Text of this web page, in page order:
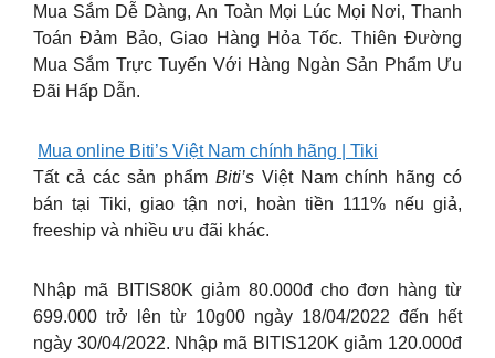
Mua Sắm Dễ Dàng, An Toàn Mọi Lúc Mọi Nơi, Thanh
Toán Đảm Bảo, Giao Hàng Hỏa Tốc. Thiên Đường
Mua Sắm Trực Tuyến Với Hàng Ngàn Sản Phẩm Ưu
Đãi Hấp Dẫn.
Mua online Biti’s Việt Nam chính hãng | Tiki
Tất cả các sản phẩm Biti’s Việt Nam chính hãng có
bán tại Tiki, giao tận nơi, hoàn tiền 111% nếu giả,
freeship và nhiều ưu đãi khác.
Nhập mã BITIS80K giảm 80.000đ cho đơn hàng từ
699.000 trở lên từ 10g00 ngày 18/04/2022 đến hết
ngày 30/04/2022. Nhập mã BITIS120K giảm 120.000đ